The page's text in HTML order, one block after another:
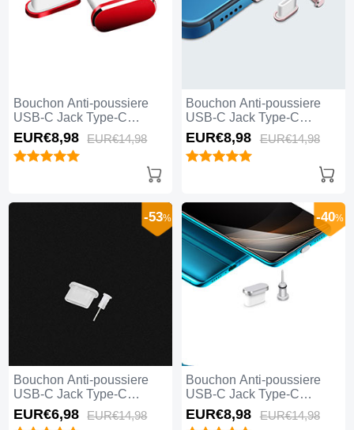
Bouchon Anti-poussiere
USB-C Jack Type-C
Universel H06 pour Apple
iPhone 15 Pro Max Rouge
EUR€8,98 EUR€14,98
Bouchon Anti-poussiere
USB-C Jack Type-C
Universel H05 pour Apple
iPhone 15 Pro Max Or
Rose
EUR€8,98 EUR€14,98
Bouchon Anti-poussiere
USB-C Jack Type-C
Universel H04 pour Apple
iPhone 15 Pro Max Blanc
-53%
EUR€6,98 EUR€14,98
Bouchon Anti-poussiere
USB-C Jack Type-C
Universel H03 pour Apple
iPhone 15 Pro Max Argent
-40%
EUR€8,98 EUR€14,98